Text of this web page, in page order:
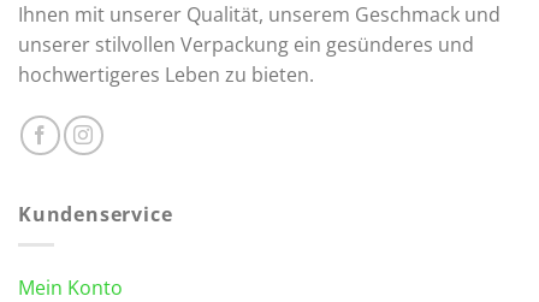
Ihnen mit unserer Qualität, unserem Geschmack und
unserer stilvollen Verpackung ein gesünderes und
hochwertigeres Leben zu bieten.
Kundenservice
Mein Konto